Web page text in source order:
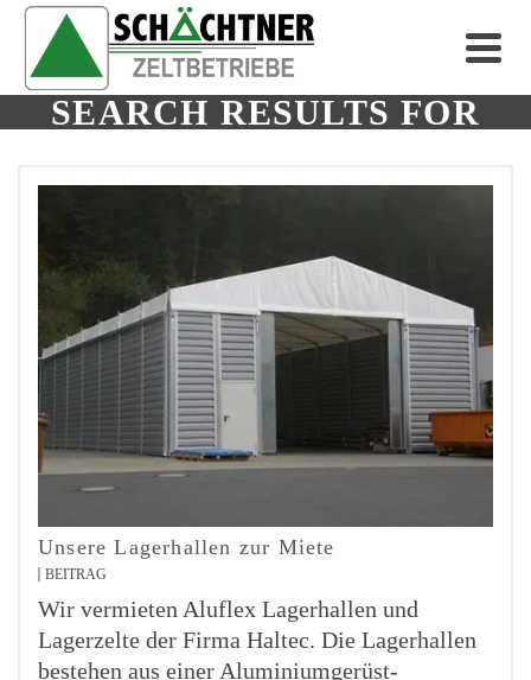
SEARCH RESULTS FOR
Unsere Lagerhallen zur Miete
BEITRAG
Wir vermieten Aluflex Lagerhallen und
Lagerzelte der Firma Haltec. Die Lagerhallen
bestehen aus einer Aluminiumgerüst-